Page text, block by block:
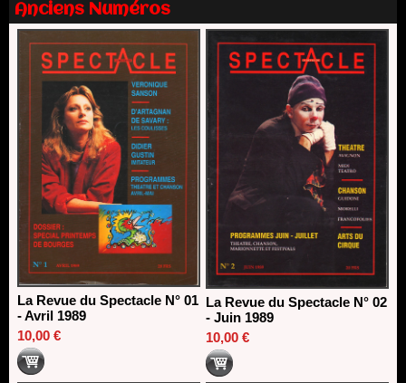
Nomination de Nathalie Garraud et Olivier Saccomano à la
direction du Théâtre de Gennevilliers - CDN
13/06/2026
Dispositif SACD Auteurs d'espaces : les lauréats 2026
18/03/2026
Anciens Numéros
La Revue du Spectacle N° 01
- Avril 1989
10,00 €
La Revue du Spectacle N° 02
- Juin 1989
10,00 €